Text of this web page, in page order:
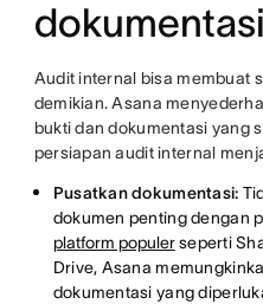
Audit internal bisa membuat
demikian. Asana
bukti dan dokumentasi yang
persiapan audit internal
Pusatkan dokumentasi:
dokumen penting dengan
platform populerseperti
Drive, Asana
dokumentasi yang